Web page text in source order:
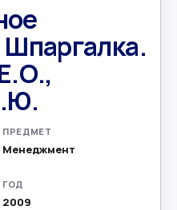
ПРЕДМЕТ
Менеджмент
ГОД
2009